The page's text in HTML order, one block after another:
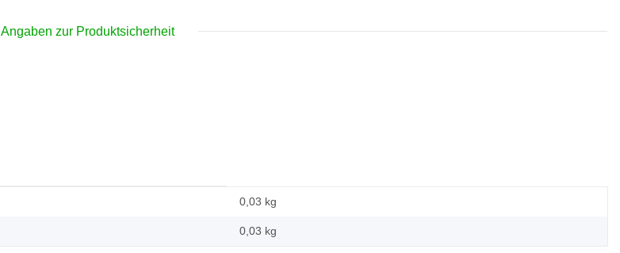
Angaben zur Produktsicherheit
0,03 kg
0,03 kg